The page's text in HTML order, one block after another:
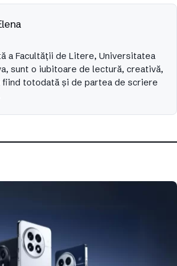
a Facultății de Litere, Universitatea
sunt o iubitoare de lectură, creativă,
fiind totodată și de partea de scriere